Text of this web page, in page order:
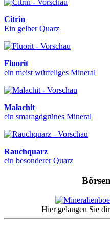
Citrin
Ein gelber Quarz
Fluorit
ein meist würfeliges Mineral
Malachit
ein smaragdgrünes Mineral
Rauchquarz
ein besonderer Quarz
Hier gelangen Sie